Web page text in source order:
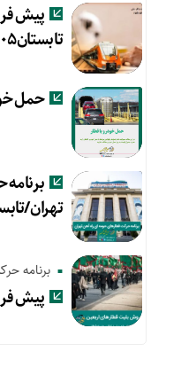
پیش
تابستان۱۴۰۵
حمل
تهران/
برنامه
پیش‌